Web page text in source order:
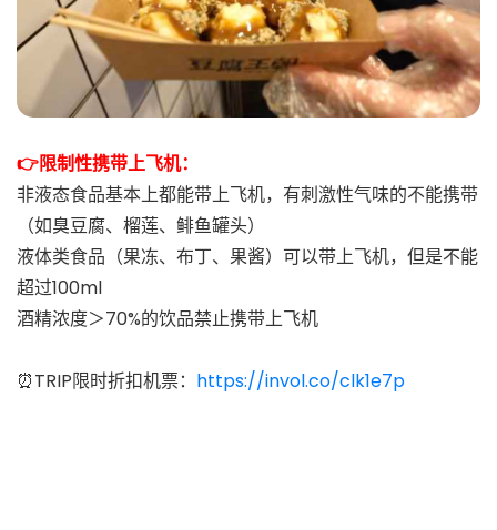
👉限制性携带上飞机：
非液态食品基本上都能带上飞机，有刺激性气味的不能携带
（如臭豆腐、榴莲、鲱鱼罐头）
液体类食品（果冻、布丁、果酱）可以带上飞机，但是不能
超过100ml
酒精浓度＞70%的饮品禁止携带上飞机
⏰TRIP限时折扣机票： https://invol.co/clk1e7p